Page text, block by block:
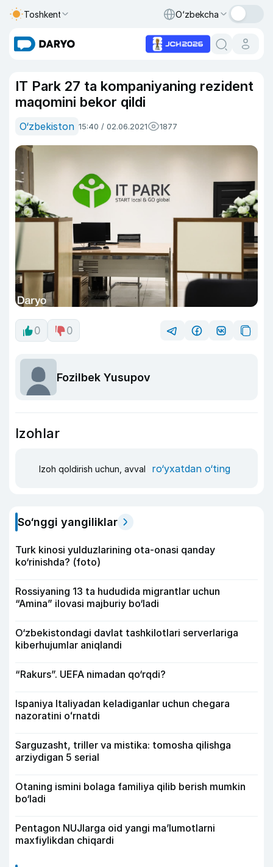
Toshkent O‘zbekcha
IT Park 27 ta kompaniyaning rezident
maqomini bekor qildi
O‘zbekiston 15:40 / 02.06.2021 1877
0 0
Fozilbek Yusupov
Izohlar
Izoh qoldirish uchun, avval ro‘yxatdan o‘ting
So‘nggi yangiliklar
Turk kinosi yulduzlarining ota-onasi qanday
ko‘rinishda? (foto)
Rossiyaning 13 ta hududida migrantlar uchun
“Amina” ilovasi majburiy bo‘ladi
O‘zbekistondagi davlat tashkilotlari serverlariga
kiberhujumlar aniqlandi
“Rakurs”. UEFA nimadan qo‘rqdi?
Ispaniya Italiyadan keladiganlar uchun chegara
nazoratini oʻrnatdi
Sarguzasht, triller va mistika: tomosha qilishga
arziydigan 5 serial
Otaning ismini bolaga familiya qilib berish mumkin
bo‘ladi
Pentagon NUJlarga oid yangi maʼlumotlarni
maxfiylikdan chiqardi